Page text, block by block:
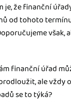
je, že finanční
od tohoto
však,
finanční úřad
ale vždy
se to týká?